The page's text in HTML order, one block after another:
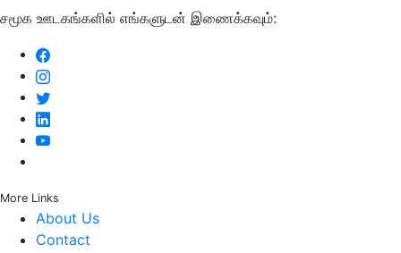
சமூக ஊடகங்களில் எங்களுடன் இணைக்கவும்:
More Links
About Us
Contact